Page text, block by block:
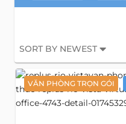
SORT BY NEWEST
VĂN PHÒNG TRỌN GÓI